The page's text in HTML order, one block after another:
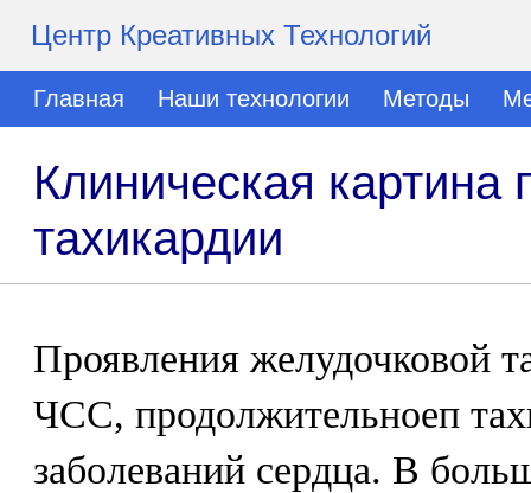
Центр Креативных Технологий
Главная Наши технологии Методы
Клиническая картина
тахикардии
Проявления желудочковой
ЧСС, продолжительноеп
заболеваний сердца. В